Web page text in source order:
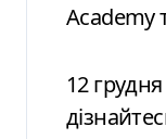
Academy
12